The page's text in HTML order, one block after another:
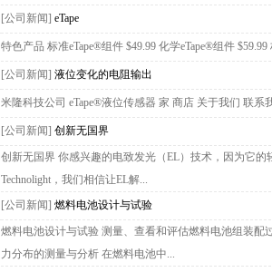
[公司新闻] eTape
特色产品 标准eTape®组件 $49.99 化学eTape®组件 $59.99
[公司新闻] 液位变化的电阻输出
米隆科技公司 eTape®液位传感器 家 商店 关于我们 联系
[公司新闻] 创新无国界
创新无国界 你感兴趣的电致发光（EL）技术，因为它
Technolight，我们相信让EL解...
[公司新闻] 燃料电池设计与试验
燃料电池设计与试验 测量、查看和评估燃料电池组装配
力分布的测量与分析 在燃料电池中...